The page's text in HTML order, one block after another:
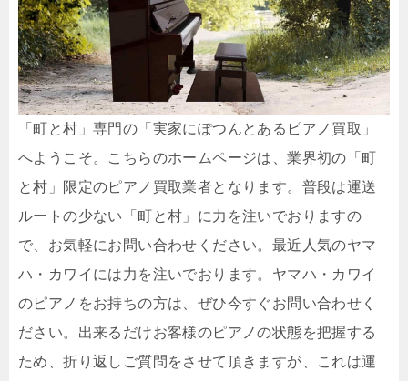
「町と村」専門の「実家にぽつんとあるピアノ買取」
へようこそ。こちらのホームページは、業界初の「町
と村」限定のピアノ買取業者となります。普段は運送
ルートの少ない「町と村」に力を注いでおりますの
で、お気軽にお問い合わせください。最近人気のヤマ
ハ・カワイには力を注いでおります。ヤマハ・カワイ
のピアノをお持ちの方は、ぜひ今すぐお問い合わせく
ださい。出来るだけお客様のピアノの状態を把握する
ため、折り返しご質問をさせて頂きますが、これは運